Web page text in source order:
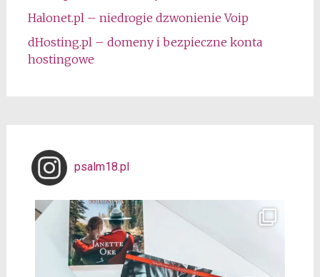
Halonet.pl – niedrogie dzwonienie Voip
dHosting.pl – domeny i bezpieczne konta
hostingowe
psalm18.pl